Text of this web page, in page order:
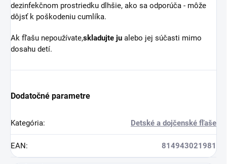
dezinfekčnom prostriedku dlhšie, ako sa odporúča - môže
dôjsť k poškodeniu cumlíka.
Ak fľašu nepoužívate,skladujte ju alebo jej súčasti mimo
dosahu detí.
Dodatočné parametre
Kategória: Detské a dojčenské fľaše
EAN : 814943021981